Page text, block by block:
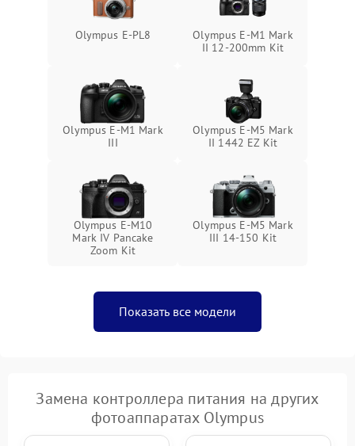
Olympus E-PL8
Olympus E‑M1 Mark
II 12-200mm Kit
Olympus E‑M1 Mark
III
Olympus E‑M5 Mark
II 1442 EZ Kit
Olympus E-M10
Mark IV Pancake
Zoom Kit
Olympus E‑M5 Mark
III 14-150 Kit
Показать все модели
Замена контроллера питания на других
фотоаппаратах Olympus